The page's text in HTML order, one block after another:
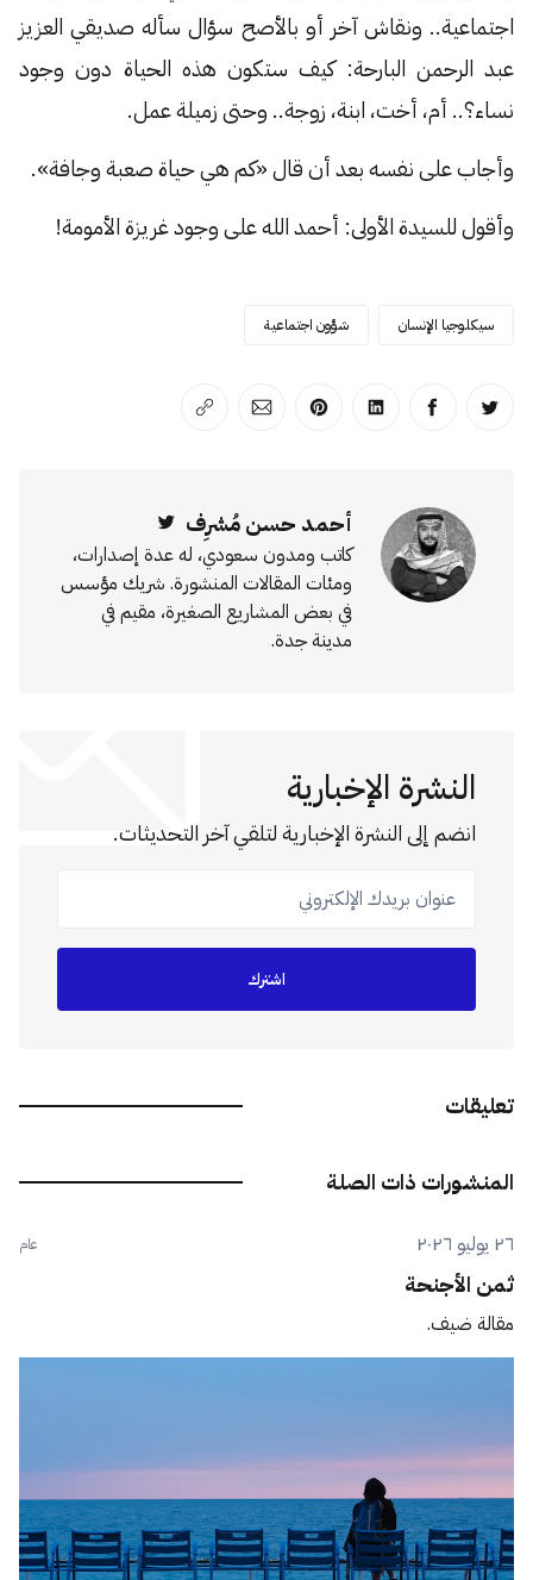
اجتماعية.. ونقاش آخر أو بالأصح سؤال سأله صديقي العزيز
عبد الرحمن البارحة: كيف ستكون هذه الحياة دون وجود
نساء؟.. أم، أخت، ابنة، زوجة.. وحتى زميلة عمل.
وأجاب على نفسه بعد أن قال «كم هي حياة صعبة وجافة».
وأقول للسيدة الأولى: أحمد الله على وجود غريزة الأمومة!
سيكلوجيا الإنسان شؤون اجتماعية
انشر على تويترانشر على الفيسبوك
انشر على لينكد إن
انشر على بينترست
انشر على الإيميل
انسخ الرابط
أحمد حسن مُشرِف
كاتب ومدون سعودي، له عدة إصدارات،
ومئات المقالات المنشورة. شريك مؤسس
في بعض المشاريع الصغيرة، مقيم في
مدينة جدة.
النشرة الإخبارية
انضم إلى النشرة الإخبارية لتلقي آخر التحديثات.
عنوان بريدك الإلكتروني
اشترك
تعليقات
المنشورات ذات الصلة
٢٦ يوليو ٢٠٢٦ عام
ثمن الأجنحة
مقالة ضيف.